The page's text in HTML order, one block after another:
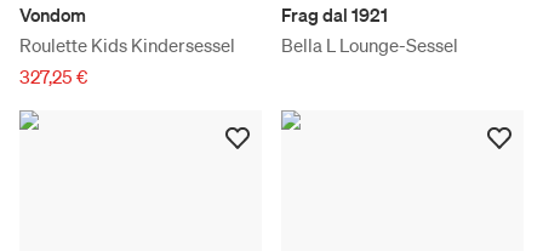
Vondom
Roulette Kids Kindersessel
327,25 €
Frag dal 1921
Bella L Lounge-Sessel